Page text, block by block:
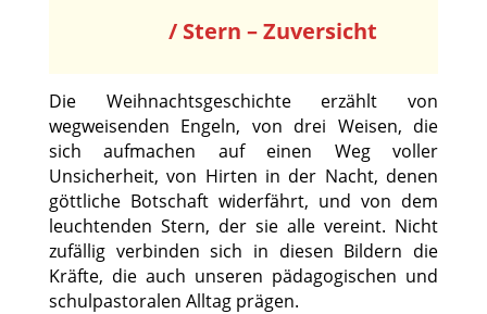
/ Stern – Zuversicht
Die Weihnachtsgeschichte erzählt von
wegweisenden Engeln, von drei Weisen, die
sich aufmachen auf einen Weg voller
Unsicherheit, von Hirten in der Nacht, denen
göttliche Botschaft widerfährt, und von dem
leuchtenden Stern, der sie alle vereint. Nicht
zufällig verbinden sich in diesen Bildern die
Kräfte, die auch unseren pädagogischen und
schulpastoralen Alltag prägen.